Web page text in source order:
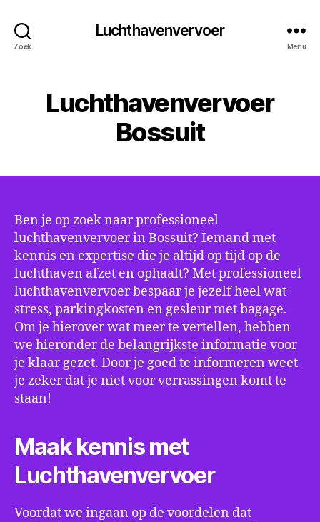
Zoek
Luchthavenvervoer
Menu
Luchthavenvervoer
Bossuit
Ben je op zoek naar professioneel
luchthavenvervoer in Bossuit? Iemand met
kennis en expertise die je altijd op tijd op de
luchthaven afzet en ophaalt? Met professioneel
luchthavenvervoer bespaar je jezelf heel wat
stress, parkingkosten en gesleur met bagage.
Om je hierover wat meer te vertellen, hebben
we hieronder de belangrijkste informatie voor
je klaar gezet. Door je goed te informeren weet
je zeker dat je niet voor verrassingen komt te
staan!
Maak kennis met
Luchthavenvervoer
Voordat we ingaan op de voordelen dat